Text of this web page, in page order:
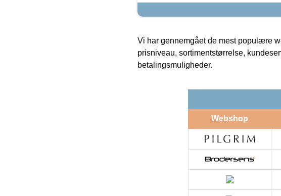
Vi har gennemgået de mest populære
prisniveau, sortimentstørrelse,
betalingsmuligheder.
Webshop